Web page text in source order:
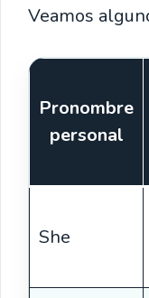
Veamos
Pronombre
personal
She